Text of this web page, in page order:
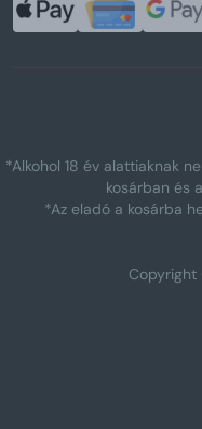
*Alkohol 18 év alattiaknak
kosárban és
*Az eladó a kosárba